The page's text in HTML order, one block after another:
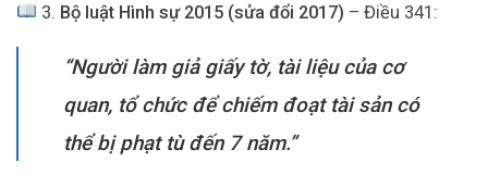
3. Bộ luật Hình sự 2015 (sửa đổi 2017) – Điều 341:
“Người làm giả giấy tờ, tài liệu của cơ
quan, tổ chức để chiếm đoạt tài sản có
thể bị phạt tù đến 7 năm.”